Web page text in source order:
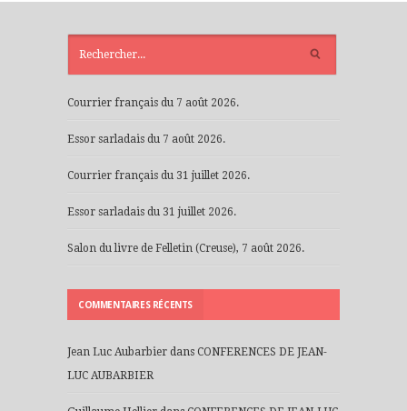
Courrier français du 7 août 2026.
Essor sarladais du 7 août 2026.
Courrier français du 31 juillet 2026.
Essor sarladais du 31 juillet 2026.
Salon du livre de Felletin (Creuse), 7 août 2026.
COMMENTAIRES RÉCENTS
Jean Luc Aubarbier dans CONFERENCES DE JEAN-
LUC AUBARBIER